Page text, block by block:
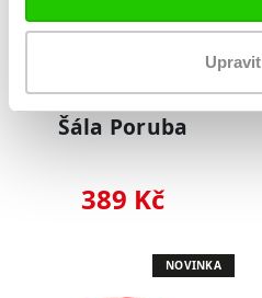
Upravit
Šála Poruba
389 Kč
NOVINKA